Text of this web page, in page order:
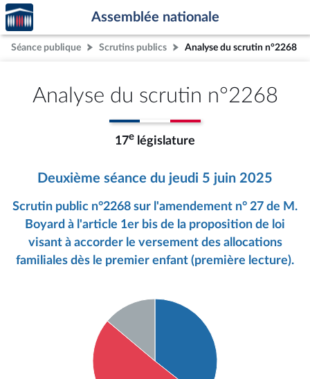
Aller au contenu
Aller en bas de la page
Accèder
à la
page
d'accueil
Assemblée nationale
Séance publique Scrutins publics Analyse du scrutin n°2268
Analyse du scrutin n°2268
17e législature
Deuxième séance du jeudi 5 juin 2025
Scrutin public n°2268 sur l'amendement n° 27 de M.
Boyard à l'article 1er bis de la proposition de loi
visant à accorder le versement des allocations
familiales dès le premier enfant (première lecture).